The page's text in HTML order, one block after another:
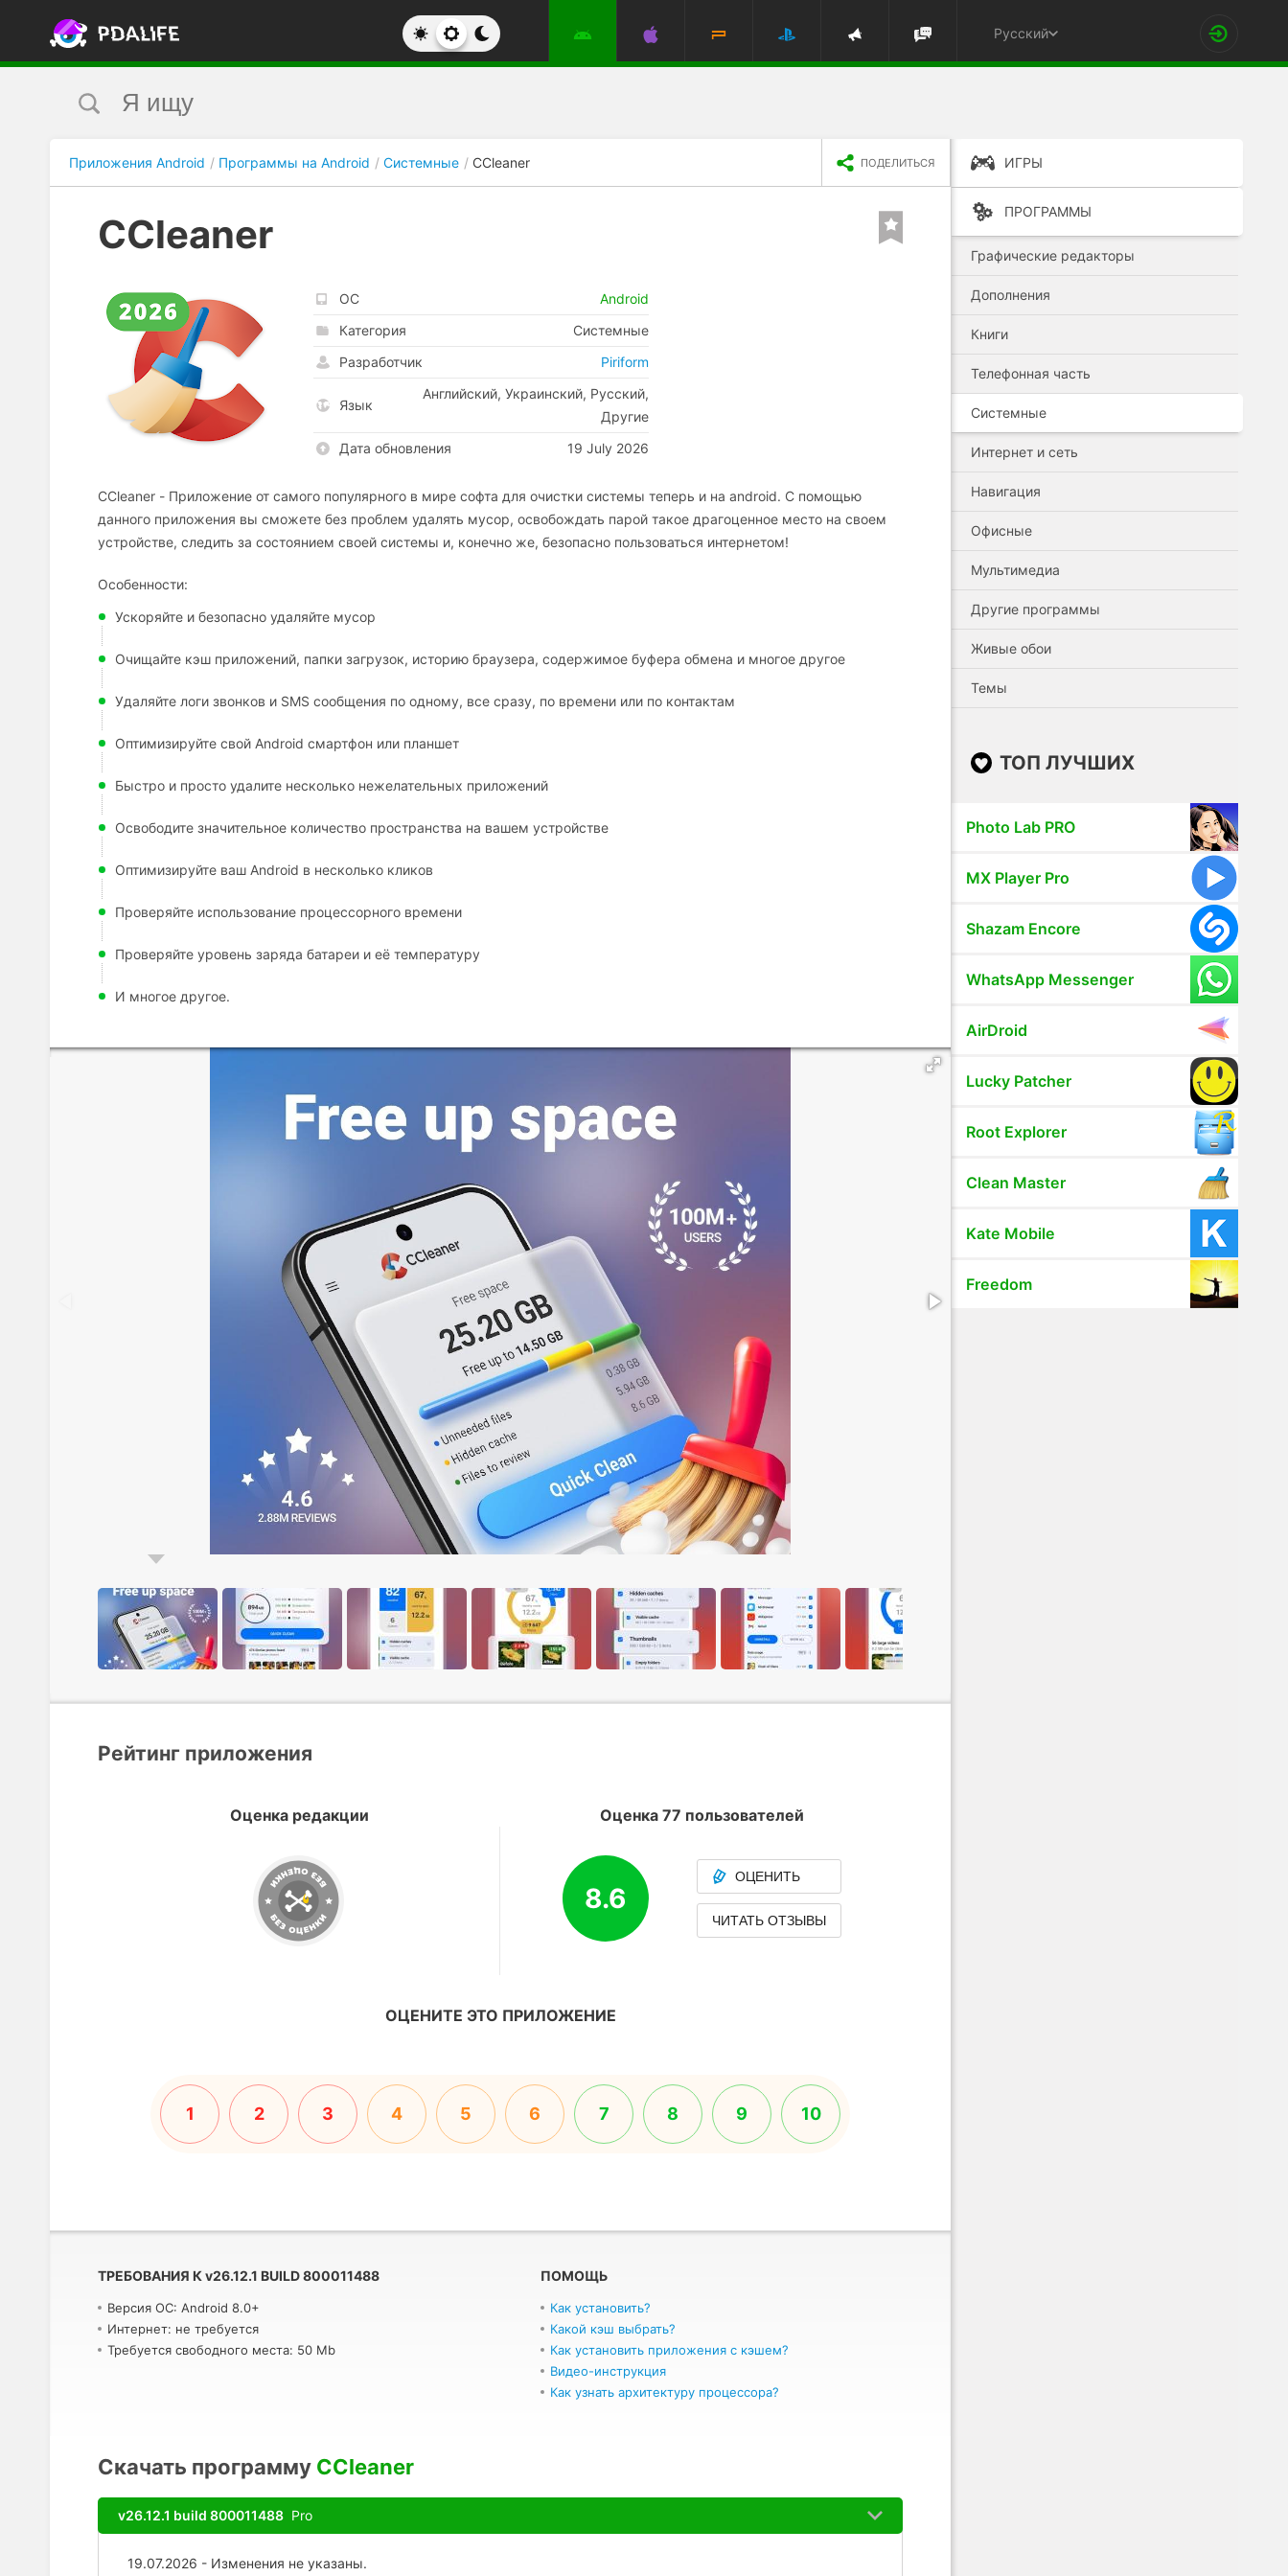
Русский
Приложения Android Программы на Android Системные CCleaner ПОДЕЛИТЬСЯ
CCleaner
ОС
Android
Категория
Системные
Разработчик
Piriform
Язык
Английский, Украинский, Русский,
Другие
Дата обновления
19 July 2026
CCleaner - Приложение от самого популярного в мире софта для очистки системы теперь и на android. С помощью
данного приложения вы сможете без проблем удалять мусор, освобождать парой такое драгоценное место на своем
устройстве, следить за состоянием своей системы и, конечно же, безопасно пользоваться интернетом!
Особенности:
Ускоряйте и безопасно удаляйте мусор
Очищайте кэш приложений, папки загрузок, историю браузера, содержимое буфера обмена и многое другое
Удаляйте логи звонков и SMS сообщения по одному, все сразу, по времени или по контактам
Оптимизируйте свой Android смартфон или планшет
Быстро и просто удалите несколько нежелательных приложений
Освободите значительное количество пространства на вашем устройстве
Оптимизируйте ваш Android в несколько кликов
Проверяйте использование процессорного времени
Проверяйте уровень заряда батареи и её температуру
И многое другое.
Рейтинг приложения
Оценка редакции Оценка 77 пользователей
8.6
ОЦЕНИТЬ
ЧИТАТЬ ОТЗЫВЫ
ОЦЕНИТЕ ЭТО ПРИЛОЖЕНИЕ
1 2 3 4 5 6 7 8 9 10
ТРЕБОВАНИЯ К v26.12.1 BUILD 800011488
Версия ОС: Android 8.0+
Интернет: не требуется
Требуется свободного места: 50 Mb
ПОМОЩЬ
Как установить?
Какой кэш выбрать?
Как установить приложения с кэшем?
Видео-инструкция
Как узнать архитектуру процессора?
Скачать программу CCleaner
v26.12.1 build 800011488 Pro
19.07.2026 - Изменения не указаны.
ИГРЫ
ПРОГРАММЫ
Графические редакторы
Дополнения
Книги
Телефонная часть
Системные
Интернет и сеть
Навигация
Офисные
Мультимедиа
Другие программы
Живые обои
Темы
ТОП ЛУЧШИХ
Photo Lab PRO
MX Player Pro
Shazam Encore
WhatsApp Messenger
AirDroid
Lucky Patcher
Root Explorer
Clean Master
Kate Mobile
Freedom